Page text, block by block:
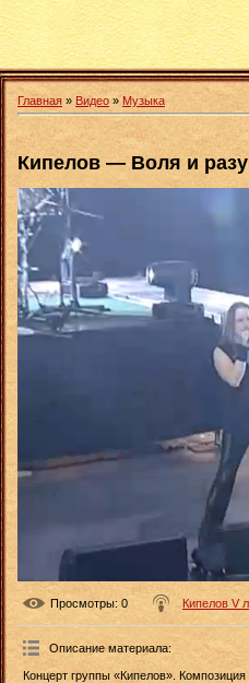
Главная » Видео» Музыка
Кипелов — Воля и
Просмотры: 0 Кипелов V
Описание материала:
Концерт группы «Кипелов». Композиция